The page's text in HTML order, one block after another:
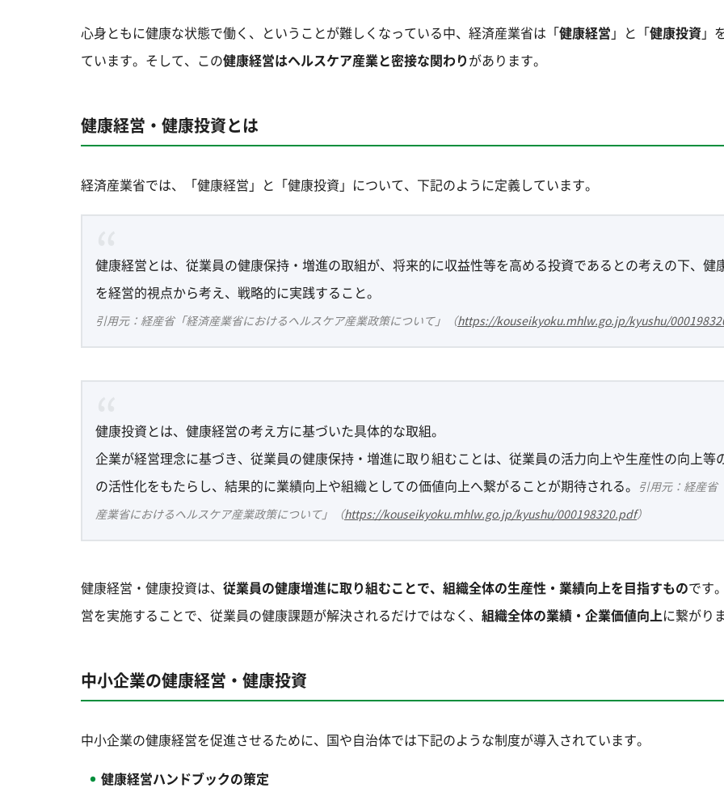
心身ともに健康な状態で働く、ということが難しくなっている中、経済産業省は「健康経営 」と「健康投資」
ています。そして、この健康経営はヘルスケア産業と密接な関わりがあります。
健康経営・健康投資とは
経済産業省では、「健康経営」と「健康投資」について、下記のように定義しています。
健康経営とは、従業員の健康保持・増進の取組が、将来的に収益性等を高める投資であるとの考えの下、健
を経営的視点から考え、戦略的に実践すること。
引用元：経産省「経済産業省におけるヘルスケア産業政策について」（https://kouseikyoku.mhlw.go.jp/kyushu/
健康投資とは、健康経営の考え方に基づいた具体的な取組。
企業が経営理念に基づき、従業員の健康保持・増進に取り組むことは、従業員の活力向上や生産性の向上等
の活性化をもたらし、結果的に業績向上や組織としての価値向上へ繋がることが期待される。 引用元：経産省
産業省におけるヘルスケア産業政策について」（https://kouseikyoku.mhlw.go.jp/kyushu/000198320.pdf）
健康経営・健康投資は、 従業員の健康増進に取り組むことで、組織全体の生産性・業績向上を目指すものです
営を実施することで、従業員の健康課題が解決されるだけではなく、 組織全体の業績・企業価値向上に繋がり
中小企業の健康経営・健康投資
中小企業の健康経営を促進させるために、国や自治体では下記のような制度が導入されています。
健康経営ハンドブックの策定